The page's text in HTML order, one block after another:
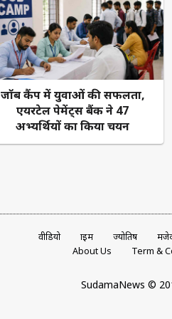
जॉब कैंप में युवाओं की सफलता,
एयरटेल पेमेंट्स बैंक ने 47
अभ्यर्थियों का किया चयन
वीडियो क्राइम ज्योतिष
About Us
Term &
SudamaNews ©